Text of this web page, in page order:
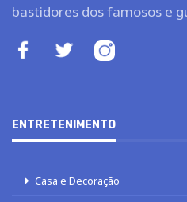
bastidores dos famosos e
ENTRETENIMENTO
Casa e Decoração